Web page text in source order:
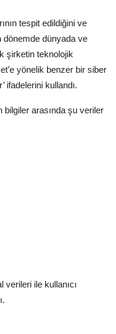
tespit edildiğini ve
dönemde dünyada ve
şirketin teknolojik
yönelik benzer bir siber
ifadelerini kullandı.
bilgiler arasında şu veriler
ile kullanıcı